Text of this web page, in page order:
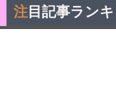
注 目記事ラン